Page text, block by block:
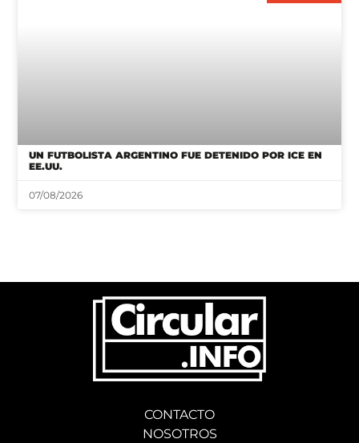
UN FUTBOLISTA ARGENTINO FUE DETENIDO POR ICE EN
EE.UU.
07/08/2026
CONTACTO
NOSOTROS